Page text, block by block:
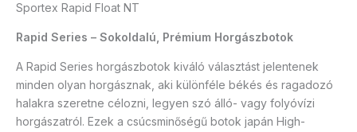
Sportex Rapid Float NT
Rapid Series – Sokoldalú, Prémium Horgászbotok
A Rapid Series horgászbotok kiváló választást jelentenek
minden olyan horgásznak, aki különféle békés és ragadozó
halakra szeretne célozni, legyen szó álló- vagy folyóvízi
horgászatról. Ezek a csúcsminőségű botok japán High-